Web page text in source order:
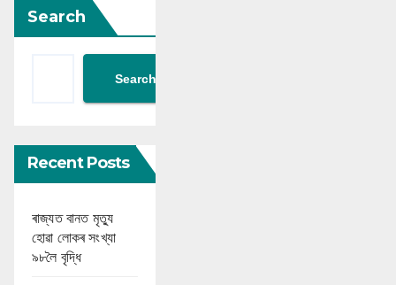
Search
Search
Recent Posts
ৰাজ্যত বানত মৃত্যু
হোৱা লোকৰ সংখ্যা
৯৮লৈ বৃদ্ধি